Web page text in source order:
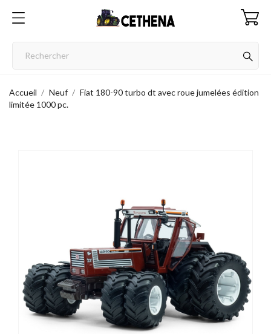
Accueil Neuf
Fiat 180-90 turbo dt avec roue jumelées édition
limitée 1000 pc.